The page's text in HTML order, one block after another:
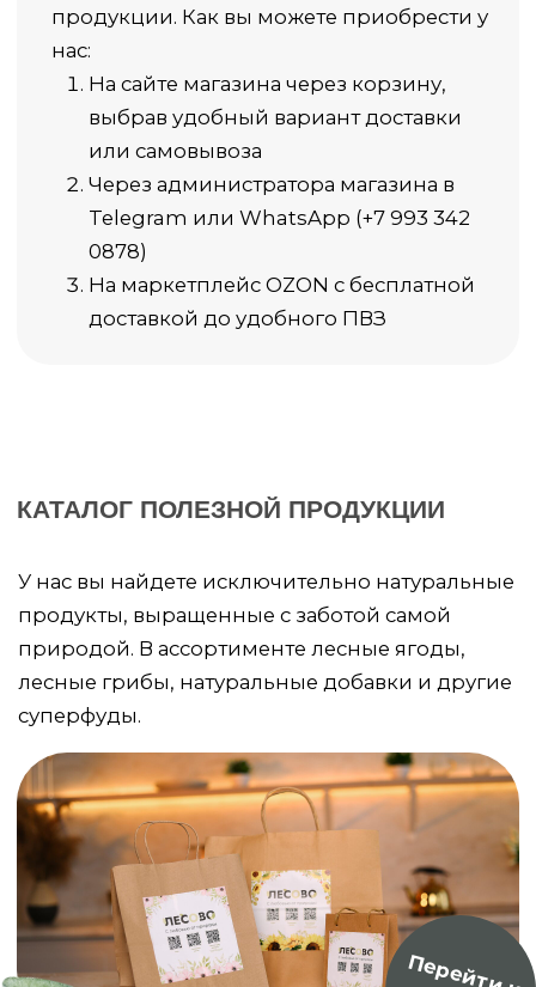
Доставка за пределы РФ по тарифам
почты России.
ВОПРОСЫ И ОТВЕТЫ
“АНТИСТРЕСС” И КРАСНОГО
МУХОМОРА